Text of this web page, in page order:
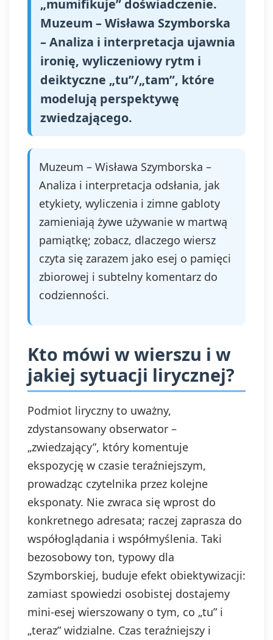
„mumifikuje” doświadczenie.
Muzeum – Wisława Szymborska
– Analiza i interpretacja ujawnia
ironię, wyliczeniowy rytm i
deiktyczne „tu”/„tam”, które
modelują perspektywę
zwiedzającego.
Muzeum – Wisława Szymborska –
Analiza i interpretacja odsłania, jak
etykiety, wyliczenia i zimne gabloty
zamieniają żywe używanie w martwą
pamiątkę; zobacz, dlaczego wiersz
czyta się zarazem jako esej o pamięci
zbiorowej i subtelny komentarz do
codzienności.
Kto mówi w wierszu i w
jakiej sytuacji lirycznej?
Podmiot liryczny to uważny,
zdystansowany obserwator –
„zwiedzający”, który komentuje
ekspozycję w czasie teraźniejszym,
prowadząc czytelnika przez kolejne
eksponaty. Nie zwraca się wprost do
konkretnego adresata; raczej zaprasza do
współoglądania i współmyślenia. Taki
bezosobowy ton, typowy dla
Szymborskiej, buduje efekt obiektywizacji:
zamiast spowiedzi osobistej dostajemy
mini-esej wierszowany o tym, co „tu” i
„teraz” widzialne. Czas teraźniejszy i